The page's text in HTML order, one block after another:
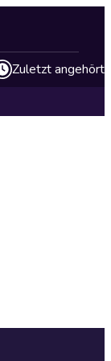
Zuletzt angehört